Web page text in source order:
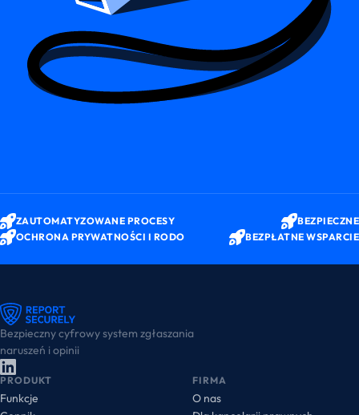
ZAUTOMATYZOWANE PROCESY
BEZPIECZNE
OCHRONA PRYWATNOŚCI I RODO
BEZPŁATNE WSPARCIE
Bezpieczny cyfrowy system zgłaszania
naruszeń i opinii
PRODUKT
Funkcje
FIRMA
O nas